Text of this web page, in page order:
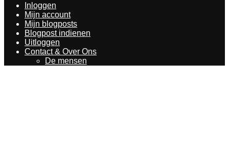
Inloggen
Mijn account
Mijn blogposts
Blogpost indienen
Uitloggen
Contact & Over Ons
De mensen